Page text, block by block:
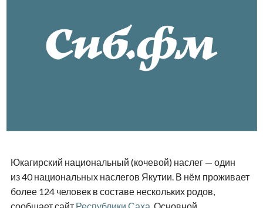
Юкагирский национальный (кочевой) наслег — один
из 40 национальных наслегов Якутии. В нём проживает
более 124 человек в составе нескольких родов,